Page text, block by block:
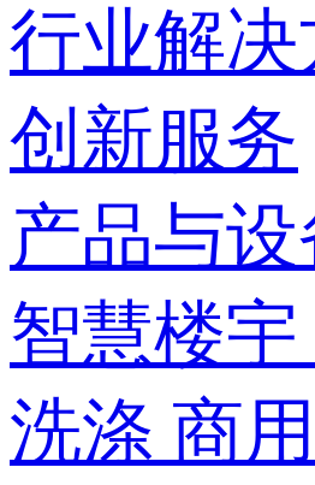
行业解决
创新服务
产品与设
智慧楼宇
洗涤 商